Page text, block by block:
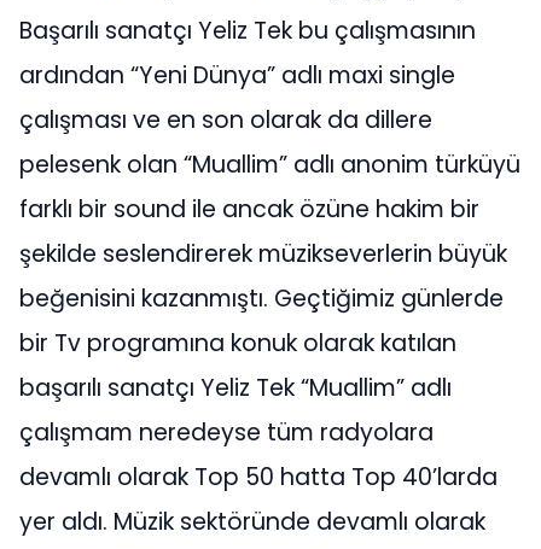
Başarılı sanatçı Yeliz Tek bu çalışmasının
ardından “Yeni Dünya” adlı maxi single
çalışması ve en son olarak da dillere
pelesenk olan “Muallim” adlı anonim türküyü
farklı bir sound ile ancak özüne hakim bir
şekilde seslendirerek müzikseverlerin büyük
beğenisini kazanmıştı. Geçtiğimiz günlerde
bir Tv programına konuk olarak katılan
başarılı sanatçı Yeliz Tek “Muallim” adlı
çalışmam neredeyse tüm radyolara
devamlı olarak Top 50 hatta Top 40’larda
yer aldı. Müzik sektöründe devamlı olarak